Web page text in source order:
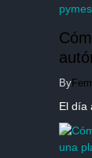
By
El día